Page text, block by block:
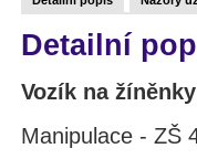
Detailní
Vozík na žíněnky
Manipulace - ZŠ